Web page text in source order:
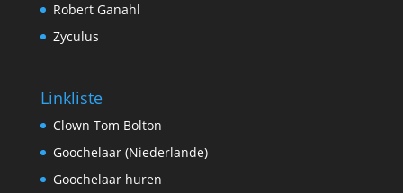
Robert Ganahl
Zyculus
Linkliste
Clown Tom Bolton
Goochelaar (Niederlande)
Goochelaar huren